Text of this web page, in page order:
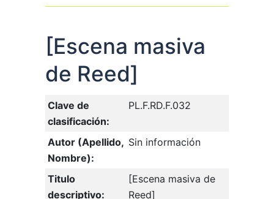
[Escena masiva
de Reed]
Clave de
clasificación:
PL.F.RD.F.032
Autor (Apellido,
Nombre):
Sin información
Titulo
descriptivo:
[Escena masiva de
Reed]